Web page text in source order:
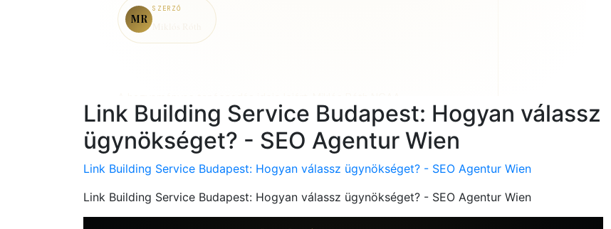
Link Building Service Budapest: Hogyan válassz
ügynökséget? - SEO Agentur Wien
Link Building Service Budapest: Hogyan válassz ügynökséget? - SEO Agentur Wien
Link Building Service Budapest: Hogyan válassz ügynökséget? - SEO Agentur Wien